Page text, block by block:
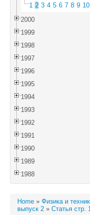
1 2 3 4 5 6 7 8 9 10
2000
1999
1998
1997
1996
1995
1994
1993
1992
1991
1990
1989
1988
Home » Физика и
выпуск 2 » Статья стр.